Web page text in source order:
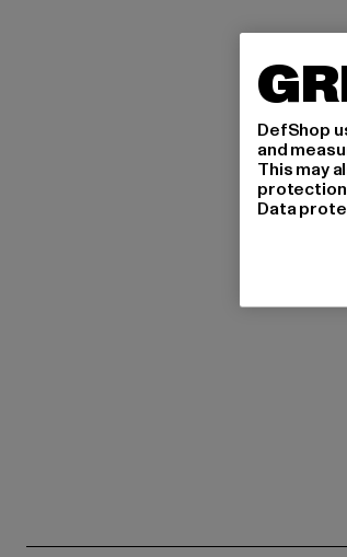
DefShop
and
This may
protection
Data